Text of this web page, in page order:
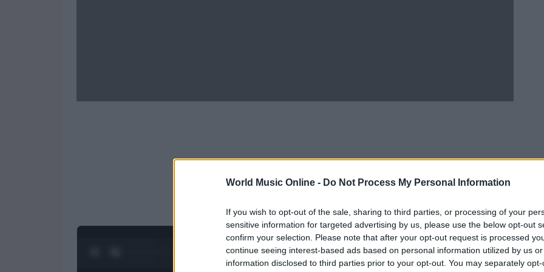
World Music Online - Do Not Process My Personal Information
If you wish to opt-out of the sale, sharing to third parties, or processing of your
sensitive information for targeted advertising by us, please use the below opt-out
confirm your selection. Please note that after your opt-out request is processed
continue seeing interest-based ads based on personal information utilized by us
information disclosed to third parties prior to your opt-out. You may separately
1/4 POWERED BYAdhubMedia